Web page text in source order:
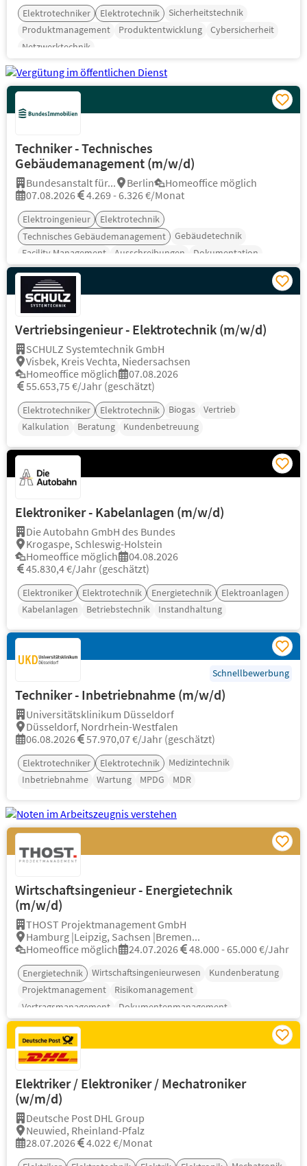
Elektrotechniker Elektrotechnik
Sicherheitstechnik
Produktmanagement
Produktentwicklung
Cybersicherheit
Netzwerktechnik
Techniker - Technisches
Gebäudemanagement (m/w/d)
Bundesanstalt für... Berlin
Homeoffice möglich
07.08.2026
4.269 - 6.326 €/Monat
Elektroingenieur
Elektrotechnik
Technisches Gebäudemanagement
Gebäudetechnik
Facility Management
Ausschreibungen Dokumentation
Vertriebsingenieur - Elektrotechnik (m/w/d)
SCHULZ Systemtechnik GmbH
Visbek, Kreis Vechta, Niedersachsen
Homeoffice möglich
07.08.2026
55.653,75 €/Jahr (geschätzt)
Elektrotechniker Elektrotechnik Biogas
Vertrieb
Kalkulation
Beratung Kundenbetreuung
Elektroniker - Kabelanlagen (m/w/d)
Die Autobahn GmbH des Bundes
Krogaspe, Schleswig-Holstein
Homeoffice möglich
04.08.2026
45.830,4 €/Jahr (geschätzt)
Elektroniker Elektrotechnik Energietechnik
Elektroanlagen
Kabelanlagen
Betriebstechnik Instandhaltung
Schnellbewerbung
Techniker - Inbetriebnahme (m/w/d)
Universitätsklinikum Düsseldorf
Düsseldorf, Nordrhein-Westfalen
06.08.2026
57.970,07 €/Jahr (geschätzt)
Elektrotechniker Elektrotechnik
Medizintechnik
Inbetriebnahme
Wartung MPDG MDR
Wirtschaftsingenieur - Energietechnik
(m/w/d)
THOST Projektmanagement GmbH
Hamburg |Leipzig, Sachsen |Bremen...
Homeoffice möglich
24.07.2026 48.000 - 65.000 €/Jahr
Energietechnik Wirtschaftsingenieurwesen
Kundenberatung
Projektmanagement
Risikomanagement
Vertragsmanagement
Dokumentenmanagement
Elektriker / Elektroniker / Mechatroniker
(w/m/d)
Deutsche Post DHL Group
Neuwied, Rheinland-Pfalz
28.07.2026
4.022 €/Monat